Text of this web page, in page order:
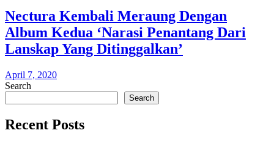
Nectura Kembali Meraung Dengan
Album Kedua ‘Narasi Penantang Dari
Lanskap Yang Ditinggalkan’
April 7, 2020
Search
Search
Recent Posts